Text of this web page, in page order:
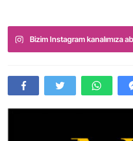
Bizim Instagram kanalımıza